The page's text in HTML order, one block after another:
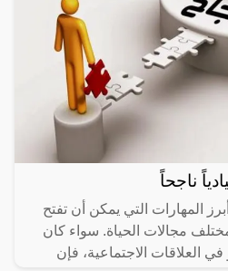
ناجحاً
المهارات التي يمكن أن تفتح
مجالات الحياة. سواء كان
العلاقات الاجتماعية، فإن